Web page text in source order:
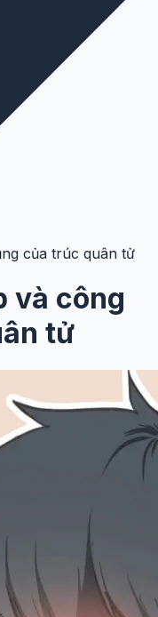
của trúc quân tử
và công
tử